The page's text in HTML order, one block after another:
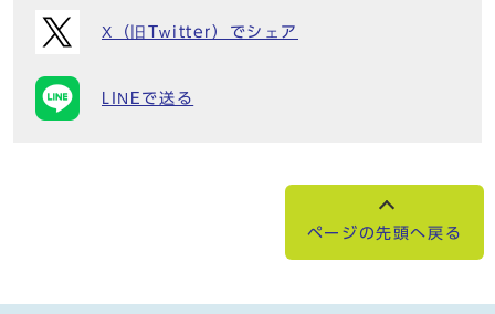
X（旧Twitter）でシェア
LINEで送る
ページの先頭へ戻る